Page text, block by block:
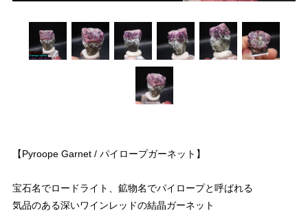
【Pyroope Garnet / パイロープガーネット】
宝石名でロードライト、鉱物名でパイロープと呼ばれる
気品のある深いワインレッドの結晶ガーネット